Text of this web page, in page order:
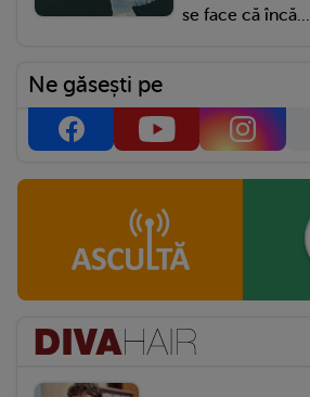
se face că încă...
Ne găsești pe